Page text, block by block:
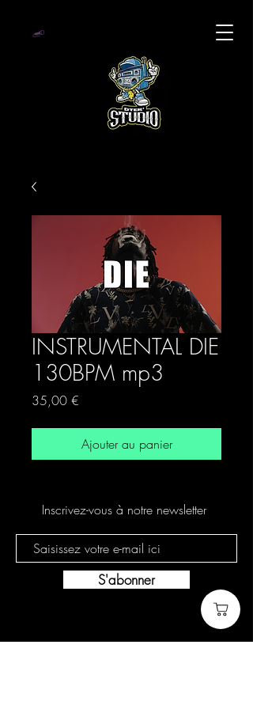
INSTRUMENTAL DIE
130BPM mp3
35,00 €
Ajouter au panier
Inscrivez-vous à notre newsletter
S'abonner